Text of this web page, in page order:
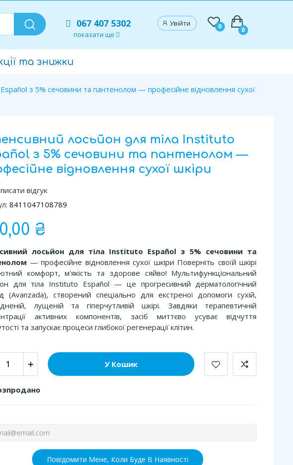
067 407 5302
показати ще
Увійти 0 0
та знижки
з 5% сечовини та пантенолом — професійне відновлення сухої
лосьйон для тіла Instituto
з 5% сечовини та пантенолом —
відновлення сухої шкіри
відгук
8411047108789
₴
лосьйон для тіла Instituto Español з 5% сечовини та
— професійне відновлення сухої шкіри Поверніть своїй шкірі
комфорт, м'якість та здорове сяйво! Мультифункціональний
для тіла Instituto Español — це прогресивний дерматологічний
(Avanzada), створений спеціально для екстреної допомоги сухій,
лущеній та гіперчутливій шкірі. Завдяки терапевтичній
активних компонентів, засіб миттєво усуває відчуття
та запускає процеси глибокої регенерації клітин.
У Кошик
Повідомити Мене, Коли Буде В Наявності